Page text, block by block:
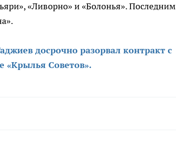
«Ливорно» и «Болонья». Последним
досрочно разорвал контракт с
«Крылья Советов».